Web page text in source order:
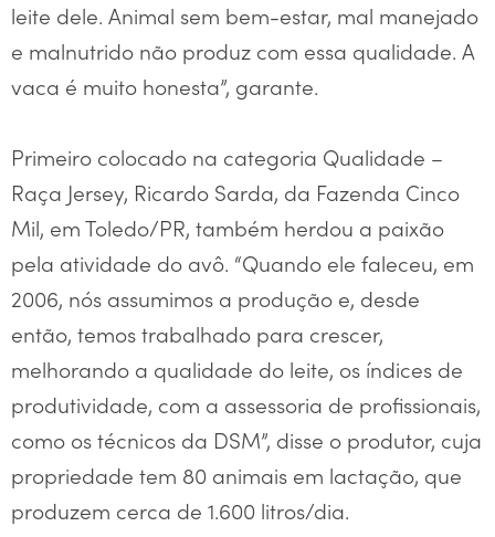
leite dele. Animal sem bem-estar, mal manejado
e malnutrido não produz com essa qualidade. A
vaca é muito honesta”, garante.
Primeiro colocado na categoria Qualidade –
Raça Jersey, Ricardo Sarda, da Fazenda Cinco
Mil, em Toledo/PR, também herdou a paixão
pela atividade do avô. “Quando ele faleceu, em
2006, nós assumimos a produção e, desde
então, temos trabalhado para crescer,
melhorando a qualidade do leite, os índices de
produtividade, com a assessoria de profissionais,
como os técnicos da DSM”, disse o produtor, cuja
propriedade tem 80 animais em lactação, que
produzem cerca de 1.600 litros/dia.